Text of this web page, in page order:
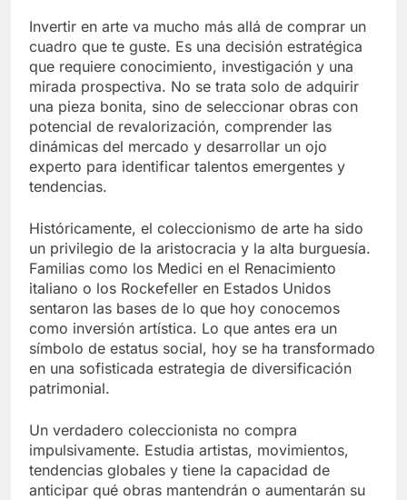
Invertir en arte va mucho más allá de comprar un
cuadro que te guste. Es una decisión estratégica
que requiere conocimiento, investigación y una
mirada prospectiva. No se trata solo de adquirir
una pieza bonita, sino de seleccionar obras con
potencial de revalorización, comprender las
dinámicas del mercado y desarrollar un ojo
experto para identificar talentos emergentes y
tendencias.
Históricamente, el coleccionismo de arte ha sido
un privilegio de la aristocracia y la alta burguesía.
Familias como los Medici en el Renacimiento
italiano o los Rockefeller en Estados Unidos
sentaron las bases de lo que hoy conocemos
como inversión artística. Lo que antes era un
símbolo de estatus social, hoy se ha transformado
en una sofisticada estrategia de diversificación
patrimonial.
Un verdadero coleccionista no compra
impulsivamente. Estudia artistas, movimientos,
tendencias globales y tiene la capacidad de
anticipar qué obras mantendrán o aumentarán su